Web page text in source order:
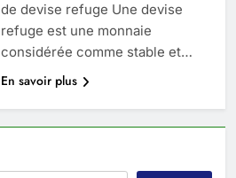
de devise refuge Une devise
refuge est une monnaie
considérée comme stable et…
En savoir plus